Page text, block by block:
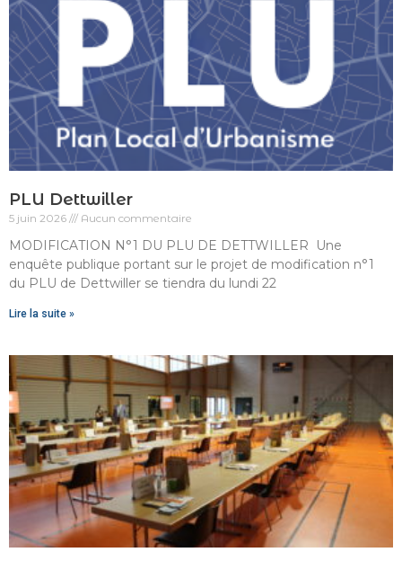
PLU Dettwiller
5 juin 2026 Aucun commentaire
MODIFICATION N°1 DU PLU DE DETTWILLER Une
enquête publique portant sur le projet de modification n°1
du PLU de Dettwiller se tiendra du lundi 22
Lire la suite »